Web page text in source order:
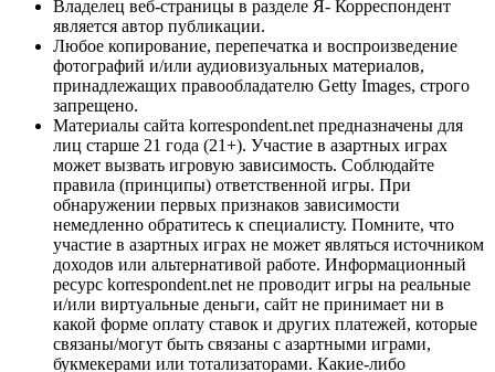
Владелец веб-страницы в разделе Я- Корреспондент
является автор публикации.
Любое копирование, перепечатка и воспроизведение
фотографий и/или аудиовизуальных материалов,
принадлежащих правообладателю Getty Images, строго
запрещено.
Материалы сайта korrespondent.net предназначены для
лиц старше 21 года (21+). Участие в азартных играх
может вызвать игровую зависимость. Соблюдайте
правила (принципы) ответственной игры. При
обнаружении первых признаков зависимости
немедленно обратитесь к специалисту. Помните, что
участие в азартных играх не может являться источником
доходов или альтернативой работе. Информационный
ресурс korrespondent.net не проводит игры на реальные
и/или виртуальные деньги, сайт не принимает ни в
какой форме оплату ставок и других платежей, которые
связаны/могут быть связаны с азартными играми,
букмекерами или тотализаторами. Какие-либо